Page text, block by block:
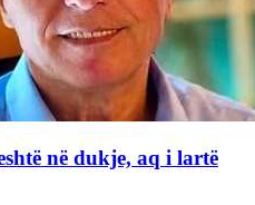
në dukje, aq i lartë